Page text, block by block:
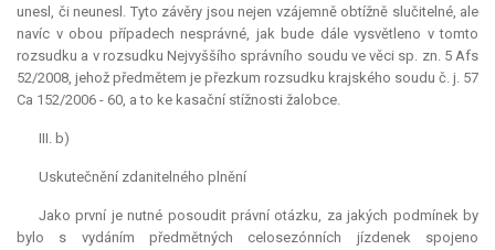
unesl, či neunesl. Tyto závěry jsou nejen vzájemně obtížně slučitelné, ale
navíc v obou případech nesprávné, jak bude dále vysvětleno v tomto
rozsudku a v rozsudku Nejvyššího správního soudu ve věci sp. zn. 5 Afs
52/2008, jehož předmětem je přezkum rozsudku krajského soudu č. j. 57
Ca 152/2006 - 60, a to ke kasační stížnosti žalobce.
III. b)
Uskutečnění zdanitelného plnění
Jako první je nutné posoudit právní otázku, za jakých podmínek by
bylo s vydáním předmětných celosezónních jízdenek spojeno